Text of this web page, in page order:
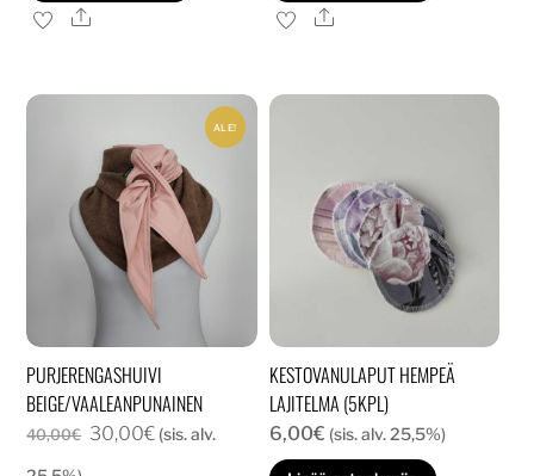
Ale Ale
ALE!
PURJERENGASHUIVI
BEIGE/VAALEANPUNAINEN
40,00€ Alkuperäinen
30,00€Nykyinen
(sis. alv.
KESTOVANULAPUT HEMPEÄ
LAJITELMA (5KPL)
6,00€ (sis. alv. 25,5%)